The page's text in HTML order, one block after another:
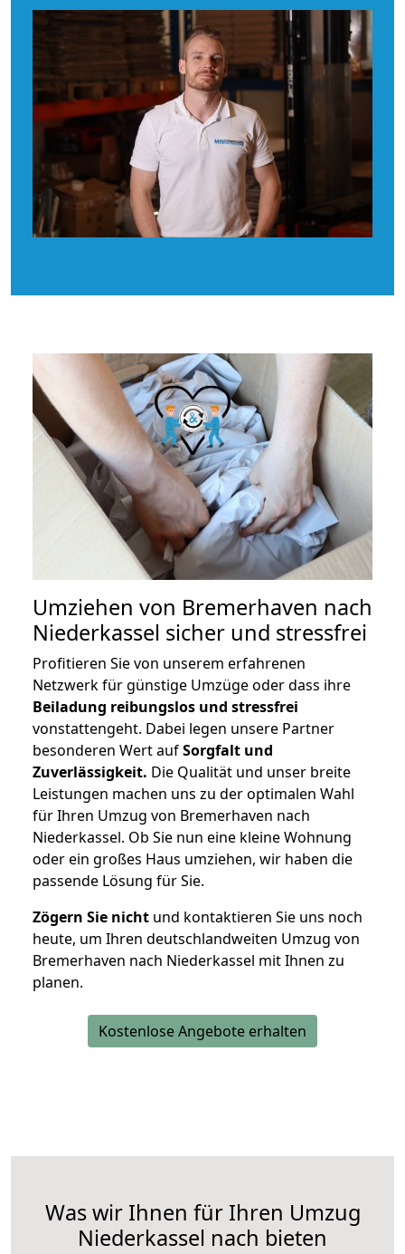
Umziehen von Bremerhaven nach
Niederkassel sicher und stressfrei
Profitieren Sie von unserem erfahrenen
Netzwerk für günstige Umzüge oder dass ihre
Beiladung reibungslos und stressfrei
vonstattengeht. Dabei legen unsere Partner
besonderen Wert aufSorgfalt und
Zuverlässigkeit. Die Qualität und unser breite
Leistungen machen uns zu der optimalen Wahl
für Ihren Umzug von Bremerhaven nach
Niederkassel. Ob Sie nun eine kleine Wohnung
oder ein großes Haus umziehen, wir haben die
passende Lösung für Sie.
Zögern Sie nicht und kontaktieren Sie uns noch
heute, um Ihren deutschlandweiten Umzug von
Bremerhaven nach Niederkassel mit Ihnen zu
planen.
Kostenlose Angebote erhalten
Was wir Ihnen für Ihren Umzug
Niederkassel nach bieten